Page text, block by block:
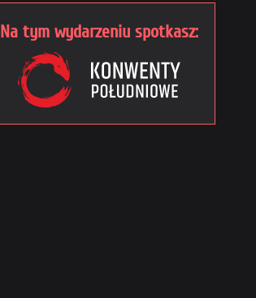
Na tym wydarzeniu spotkasz: